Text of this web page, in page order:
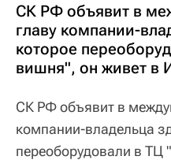
СК РФ объявит в
главу компании-
которое
вишня", он живет в
СК РФ объявит в
компании-владельца
переоборудовали в